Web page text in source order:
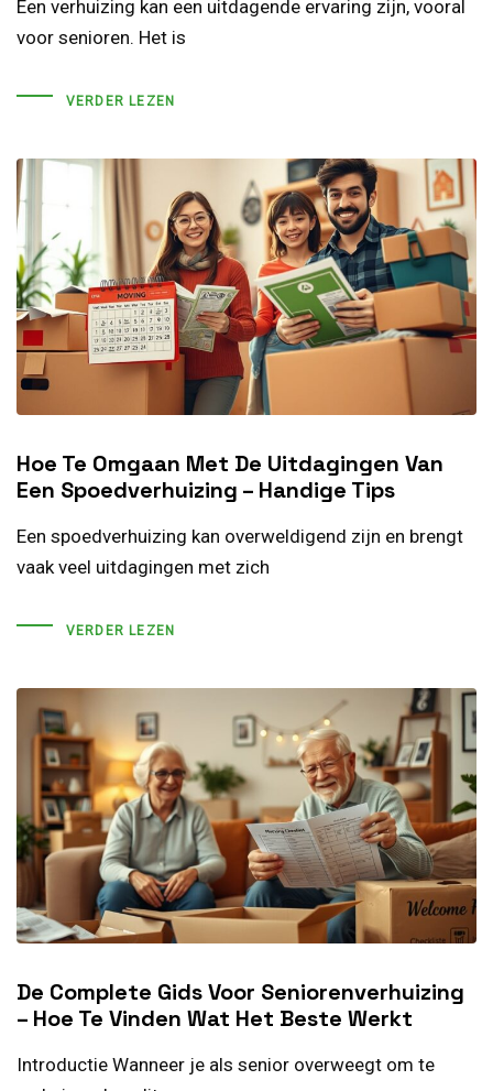
Een verhuizing kan een uitdagende ervaring zijn, vooral
voor senioren. Het is
VERDER LEZEN
Hoe Te Omgaan Met De Uitdagingen Van
Een Spoedverhuizing – Handige Tips
Een spoedverhuizing kan overweldigend zijn en brengt
vaak veel uitdagingen met zich
VERDER LEZEN
De Complete Gids Voor Seniorenverhuizing
– Hoe Te Vinden Wat Het Beste Werkt
Introductie Wanneer je als senior overweegt om te